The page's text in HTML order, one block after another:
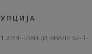
2014-ЧЛАНЦИ, АНАЛИ 62–1-